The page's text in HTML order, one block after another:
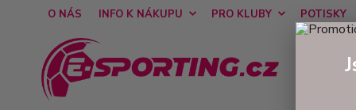
O NÁS INFO K NÁKUPU PRO KLUBY POTISKY